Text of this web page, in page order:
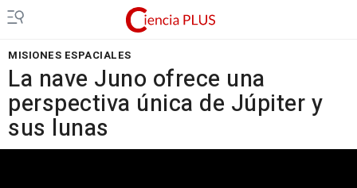
MISIONES ESPACIALES
La nave Juno ofrece una
perspectiva única de Júpiter y
sus lunas